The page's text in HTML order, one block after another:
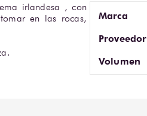
irlandesa , con
en las rocas,
Marca
Proveedor
Volumen